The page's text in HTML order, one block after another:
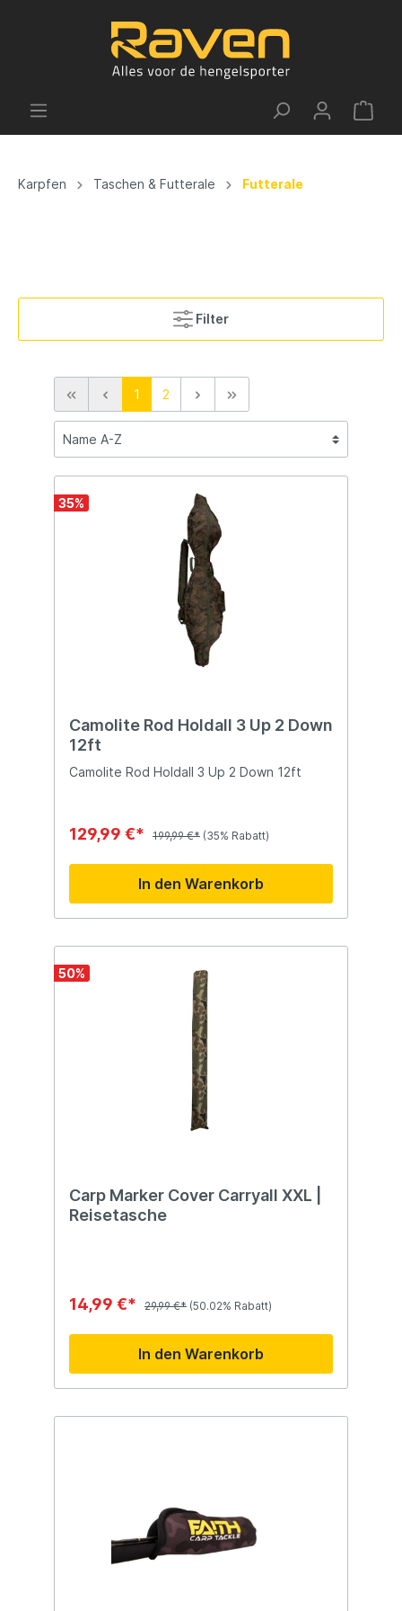
Karpfen Taschen & Futterale Futterale
Filter
1 2
35%
Camolite Rod Holdall 3 Up 2 Down
12ft
Camolite Rod Holdall 3 Up 2 Down 12ft
129,99 €* 199,99 €* (35% Rabatt)
In den Warenkorb
50%
Carp Marker Cover Carryall XXL |
Reisetasche
14,99 €* 29,99 €* (50.02% Rabatt)
In den Warenkorb